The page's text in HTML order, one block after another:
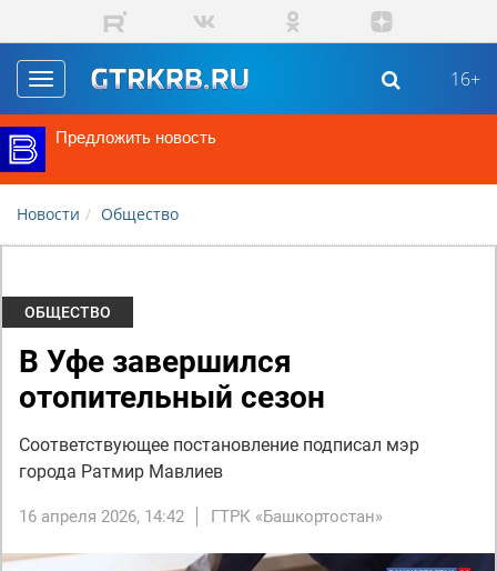
Перейти к основному содержанию
Toggle
navigation
16+
Предложить новость
Новости Общество
ОБЩЕСТВО
В Уфе завершился
отопительный сезон
Соответствующее постановление подписал мэр
города Ратмир Мавлиев
16 апреля 2026, 14:42 ГТРК «Башкортостан»